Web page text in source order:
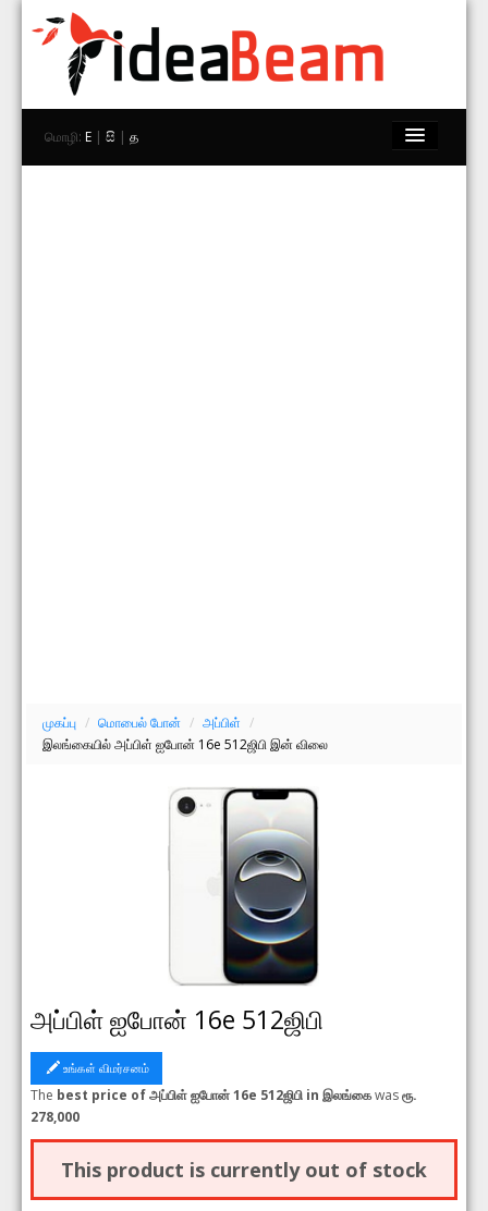
மொழி: E | සි | த
முகப்பு
முகப்பு / மொபைல் போன் / அப்பிள் /
இலங்கையில் அப்பிள் ஐபோன் 16e 512ஜிபி இன் விலை
அப்பிள் ஐபோன் 16e 512ஜிபி
உங்கள் விமர்சனம்
The best price of அப்பிள் ஐபோன் 16e 512ஜிபி in இலங்கைwasரூ.
278,000
This product is currently out of stock